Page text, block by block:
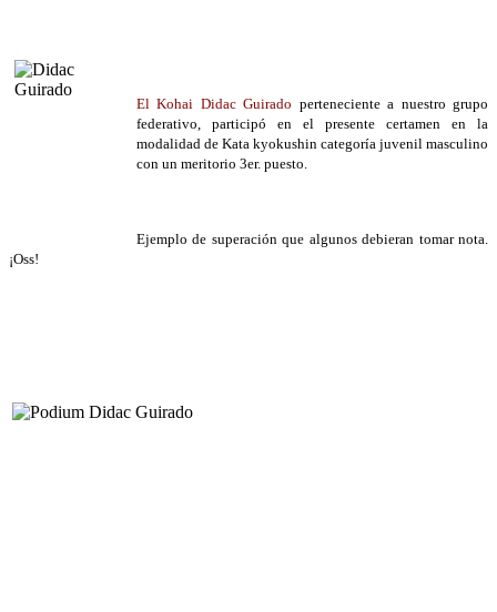
El Kohai Didac Guirado perteneciente a nuestro grupo
federativo, participó en el presente certamen en la
modalidad de Kata kyokushin categoría juvenil masculino
con un meritorio 3er. puesto.
Ejemplo de superación que algunos debieran tomar nota.
¡Oss!